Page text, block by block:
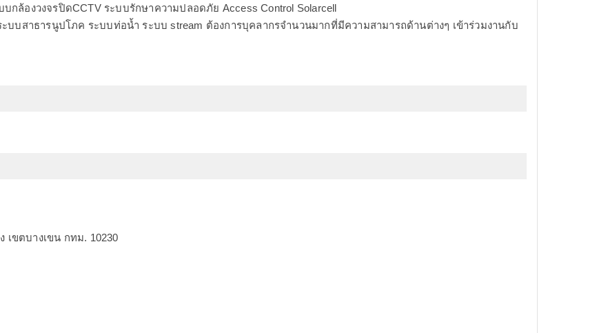
กล้องวงจรปิดCCTV ระบบรักษาความปลอดภัย Access Control Solarcell
บบสาธารนูปโภค ระบบท่อน้ำ ระบบ stream ต้องการบุคลากรจำนวนมากที่มีความสามารถด้านต่างๆ เข้าร่วมงานกับ
เขตบางเขน กทม. 10230